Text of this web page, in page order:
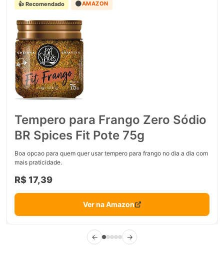
👍 Recomendado 🟠AMAZON
Tempero para Frango Zero Sódio
BR Spices Fit Pote 75g
Boa opcao para quem quer usar tempero para frango no dia a dia com
mais praticidade.
R$ 17,39
Ver na Amazon
← →